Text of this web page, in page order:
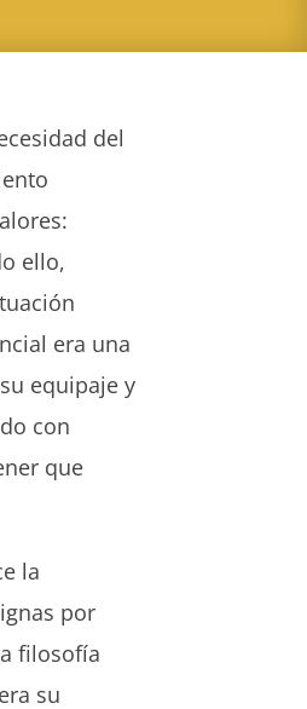
del
ello,
era una
equipaje y
con
que
la
por
filosofía
su